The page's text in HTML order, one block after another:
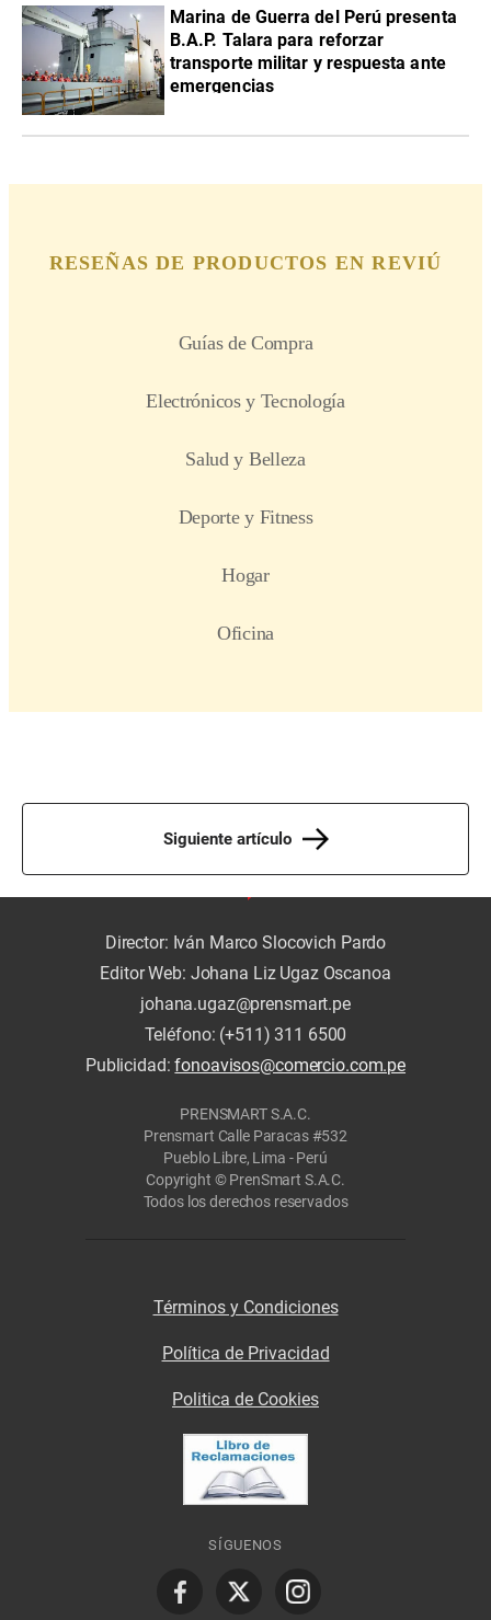
Marina de Guerra del Perú presenta
B.A.P. Talara para reforzar
transporte militar y respuesta ante
emergencias
Siguiente artículo
Director: Iván Marco Slocovich Pardo
Editor Web: Johana Liz Ugaz Oscanoa
johana.ugaz@prensmart.pe
Teléfono: (+511) 311 6500
Publicidad:fonoavisos@comercio.com.pe
PRENSMART S.A.C.
Prensmart Calle Paracas #532
Pueblo Libre, Lima - Perú
Copyright © PrenSmart S.A.C.
Todos los derechos reservados
Términos y Condiciones
Política de Privacidad
Politica de Cookies
SÍGUENOS